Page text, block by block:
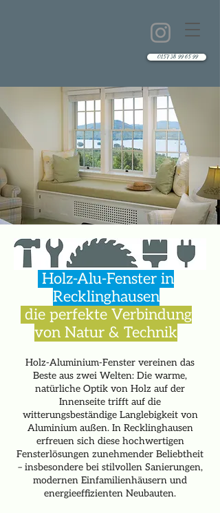
0157 38 99 65 99
Holz-Alu-Fenster in
Recklinghausen
die perfekte Verbindung
von Natur & Technik
Holz-Aluminium-Fenster vereinen das
Beste aus zwei Welten: Die warme,
natürliche Optik von Holz auf der
Innenseite trifft auf die
witterungsbeständige Langlebigkeit von
Aluminium außen. In Recklinghausen
erfreuen sich diese hochwertigen
Fensterlösungen zunehmender Beliebtheit
– insbesondere bei stilvollen Sanierungen,
modernen Einfamilienhäusern und
energieeffizienten Neubauten.